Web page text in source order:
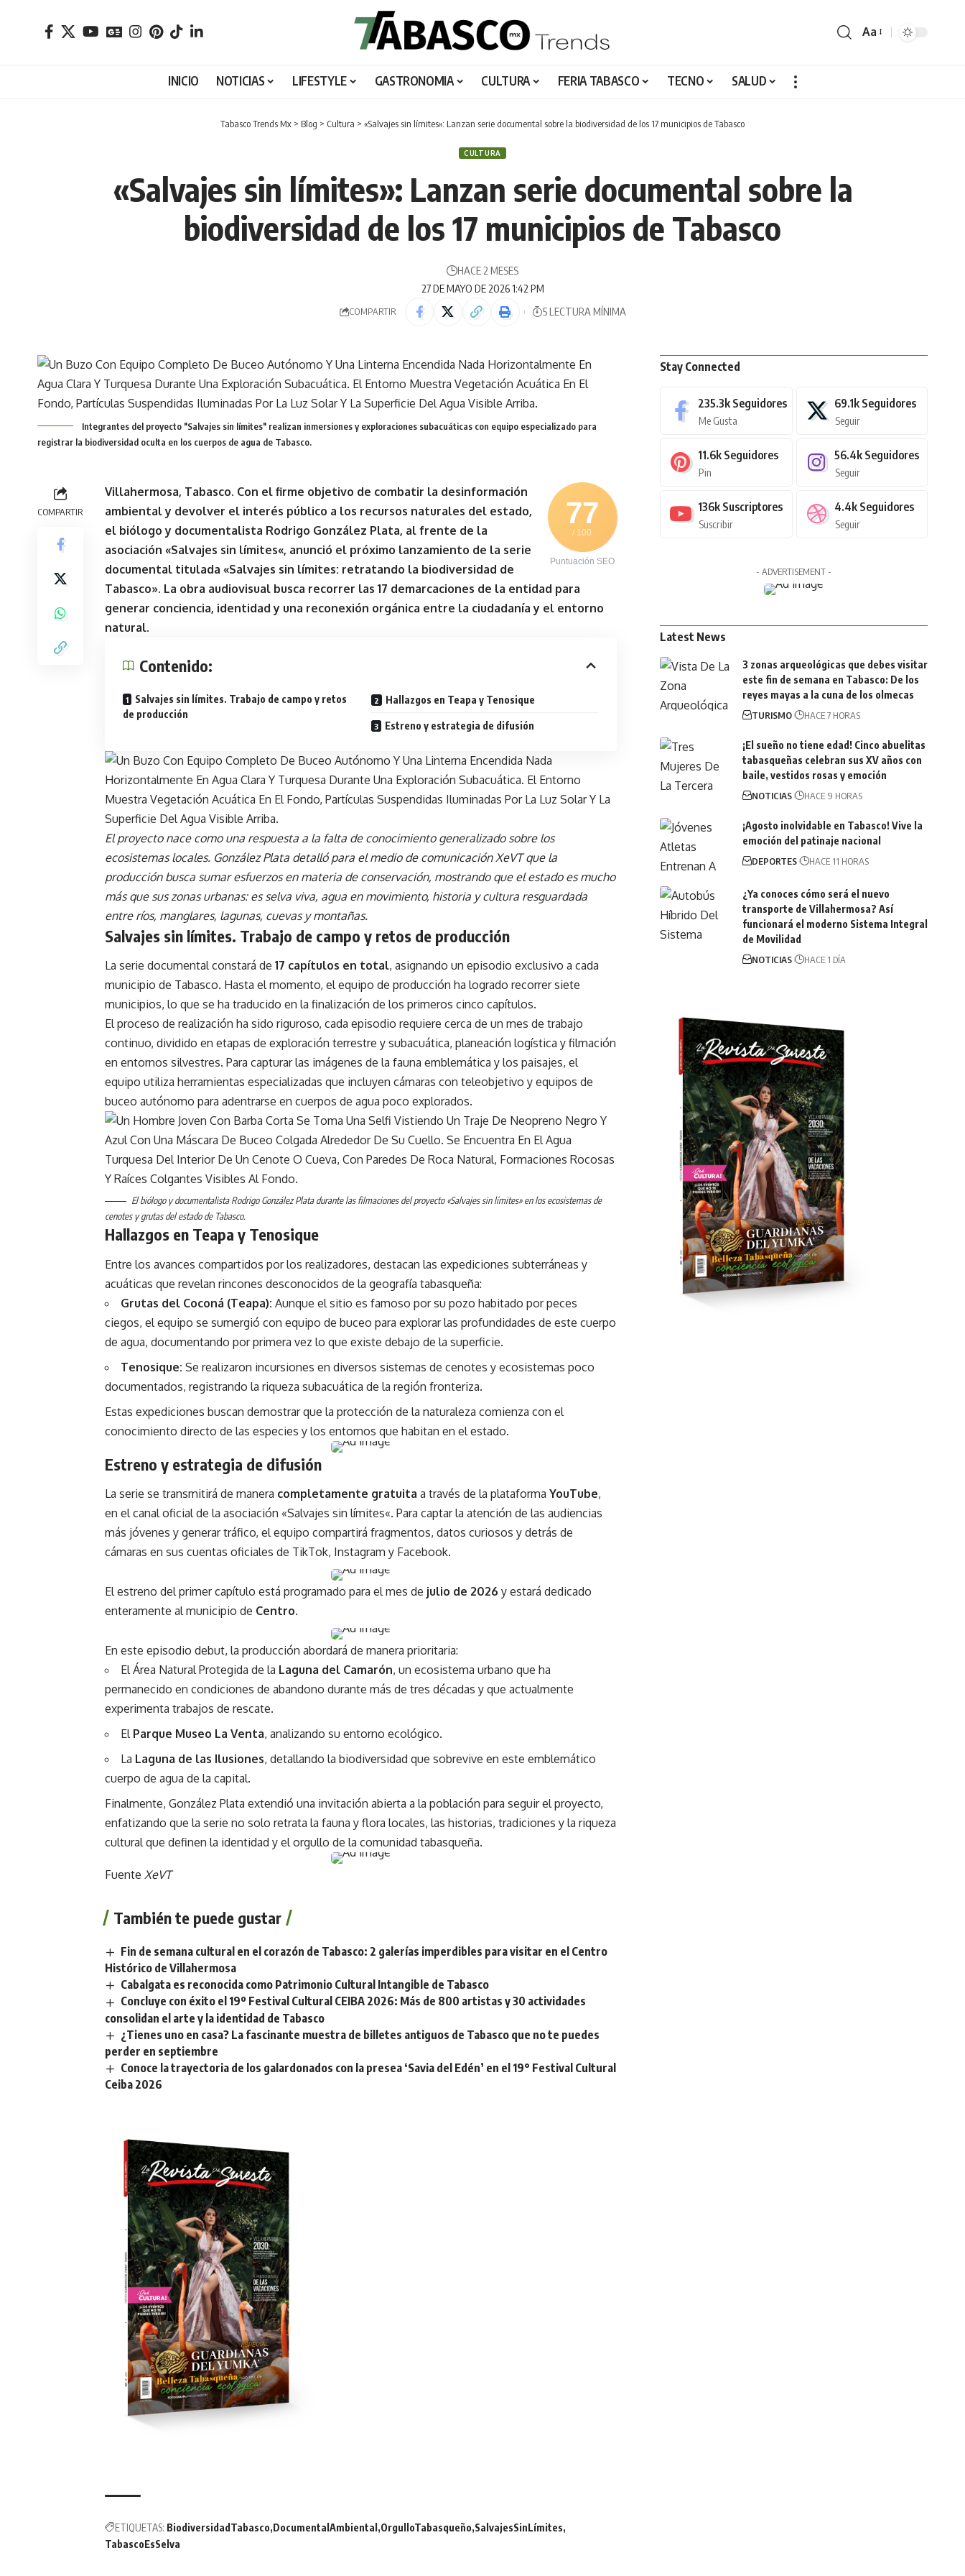
Aa
INICIO NOTICIAS LIFESTYLE GASTRONOMIA CULTURA FERIA TABASCO TECNO SALUD
Tabasco Trends Mx > Blog > Cultura > «Salvajes sin límites»: Lanzan serie documental sobre la biodiversidad de los 17 municipios de Tabasco
CULTURA
«Salvajes sin límites»: Lanzan serie documental sobre la
biodiversidad de los 17 municipios de Tabasco
27 DE MAYO DE 2026 1:42 PM
HACE 2 MESES
COMPARTIR 5 LECTURA MÍNIMA
Integrantes del proyecto "Salvajes sin límites" realizan inmersiones y exploraciones subacuáticas con equipo especializado para
registrar la biodiversidad oculta en los cuerpos de agua de Tabasco.
COMPARTIR 77
/ 100
Puntuación SEO
Villahermosa, Tabasco. Con el firme objetivo de combatir la desinformación
ambiental y devolver el interés público a los recursos naturales del estado,
el biólogo y documentalista Rodrigo González Plata, al frente de la
asociación «Salvajes sin límites«, anunció el próximo lanzamiento de la serie
documental titulada «Salvajes sin límites: retratando la biodiversidad de
Tabasco». La obra audiovisual busca recorrer las 17 demarcaciones de la entidad para
generar conciencia, identidad y una reconexión orgánica entre la ciudadanía y el entorno
natural.
Contenido:
Salvajes sin límites. Trabajo de campo y retos
de producción
Hallazgos en Teapa y Tenosique
Estreno y estrategia de difusión
El proyecto nace como una respuesta a la falta de conocimiento generalizado sobre los
ecosistemas locales. González Plata detalló para el medio de comunicación XeVT que la
producción busca sumar esfuerzos en materia de conservación, mostrando que el estado es mucho
más que sus zonas urbanas: es selva viva, agua en movimiento, historia y cultura resguardada
entre ríos, manglares, lagunas, cuevas y montañas.
Salvajes sin límites. Trabajo de campo y retos de producción
La serie documental constará de 17 capítulos en total, asignando un episodio exclusivo a cada
municipio de Tabasco. Hasta el momento, el equipo de producción ha logrado recorrer siete
municipios, lo que se ha traducido en la finalización de los primeros cinco capítulos.
El proceso de realización ha sido riguroso, cada episodio requiere cerca de un mes de trabajo
continuo, dividido en etapas de exploración terrestre y subacuática, planeación logística y filmación
en entornos silvestres. Para capturar las imágenes de la fauna emblemática y los paisajes, el
equipo utiliza herramientas especializadas que incluyen cámaras con teleobjetivo y equipos de
buceo autónomo para adentrarse en cuerpos de agua poco explorados.
El biólogo y documentalista Rodrigo González Plata durante las filmaciones del proyecto «Salvajes sin límites» en los ecosistemas de
cenotes y grutas del estado de Tabasco.
Hallazgos en Teapa y Tenosique
Entre los avances compartidos por los realizadores, destacan las expediciones subterráneas y
acuáticas que revelan rincones desconocidos de la geografía tabasqueña:
Grutas del Coconá (Teapa): Aunque el sitio es famoso por su pozo habitado por peces
ciegos, el equipo se sumergió con equipo de buceo para explorar las profundidades de este cuerpo
de agua, documentando por primera vez lo que existe debajo de la superficie.
Tenosique: Se realizaron incursiones en diversos sistemas de cenotes y ecosistemas poco
documentados, registrando la riqueza subacuática de la región fronteriza.
Estas expediciones buscan demostrar que la protección de la naturaleza comienza con el
conocimiento directo de las especies y los entornos que habitan en el estado.
Estreno y estrategia de difusión
La serie se transmitirá de manera completamente gratuita a través de la plataforma YouTube,
en el canal oficial de la asociación «Salvajes sin límites«. Para captar la atención de las audiencias
más jóvenes y generar tráfico, el equipo compartirá fragmentos, datos curiosos y detrás de
cámaras en sus cuentas oficiales de TikTok, Instagram y Facebook.
El estreno del primer capítulo está programado para el mes de julio de 2026 y estará dedicado
enteramente al municipio de Centro.
En este episodio debut, la producción abordará de manera prioritaria:
El Área Natural Protegida de la Laguna del Camarón, un ecosistema urbano que ha
permanecido en condiciones de abandono durante más de tres décadas y que actualmente
experimenta trabajos de rescate.
El Parque Museo La Venta, analizando su entorno ecológico.
La Laguna de las Ilusiones, detallando la biodiversidad que sobrevive en este emblemático
cuerpo de agua de la capital.
Finalmente, González Plata extendió una invitación abierta a la población para seguir el proyecto,
enfatizando que la serie no solo retrata la fauna y flora locales, las historias, tradiciones y la riqueza
cultural que definen la identidad y el orgullo de la comunidad tabasqueña.
Fuente XeVT
También te puede gustar
Fin de semana cultural en el corazón de Tabasco: 2 galerías imperdibles para visitar en el Centro
Histórico de Villahermosa
Cabalgata es reconocida como Patrimonio Cultural Intangible de Tabasco
Concluye con éxito el 19º Festival Cultural CEIBA 2026: Más de 800 artistas y 30 actividades
consolidan el arte y la identidad de Tabasco
¿Tienes uno en casa? La fascinante muestra de billetes antiguos de Tabasco que no te puedes
perder en septiembre
Conoce la trayectoria de los galardonados con la presea ‘Savia del Edén’ en el 19° Festival Cultural
Ceiba 2026
ETIQUETAS: BiodiversidadTabasco DocumentalAmbiental OrgulloTabasqueño SalvajesSinLímites
TabascoEsSelva
Stay Connected
235.3k Seguidores
Me Gusta
69.1k Seguidores
Seguir
11.6k Seguidores
Pin
56.4k Seguidores
Seguir
136k Suscriptores
Suscribir
4.4k Seguidores
Seguir
- ADVERTISEMENT -
Latest News
3 zonas arqueológicas que debes visitar
este fin de semana en Tabasco: De los
reyes mayas a la cuna de los olmecas
TURISMO HACE 7 HORAS
¡El sueño no tiene edad! Cinco abuelitas
tabasqueñas celebran sus XV años con
baile, vestidos rosas y emoción
NOTICIAS HACE 9 HORAS
¡Agosto inolvidable en Tabasco! Vive la
emoción del patinaje nacional
DEPORTES HACE 11 HORAS
¿Ya conoces cómo será el nuevo
transporte de Villahermosa? Así
funcionará el moderno Sistema Integral
de Movilidad
NOTICIAS HACE 1 DÍA